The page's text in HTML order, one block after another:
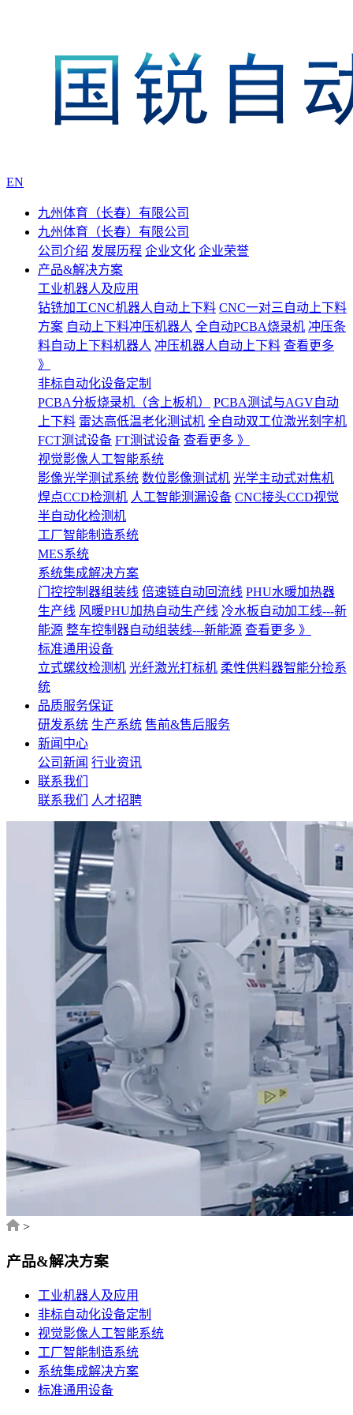
EN
九州体育（长春）有限公司
九州体育（长春）有限公司
公司介绍 发展历程 企业文化 企业荣誉
产品&解决方案
工业机器人及应用
钻铣加工CNC机器人自动上下料 CNC一对三自动上下料
方案 自动上下料冲压机器人 全自动PCBA烧录机 冲压条
料自动上下料机器人 冲压机器人自动上下料 查看更多
》
非标自动化设备定制
PCBA分板烧录机（含上板机）
PCBA测试与AGV自动
上下料 雷达高低温老化测试机 全自动双工位激光刻字机
FCT测试设备 FT测试设备 查看更多 》
视觉影像人工智能系统
影像光学测试系统 数位影像测试机 光学主动式对焦机
焊点CCD检测机 人工智能测漏设备 CNC接头CCD视觉
半自动化检测机
工厂智能制造系统
MES系统
系统集成解决方案
门控控制器组装线 倍速链自动回流线 PHU水暖加热器
生产线 风暖PHU加热自动生产线 冷水板自动加工线---新
能源 整车控制器自动组装线---新能源 查看更多 》
标准通用设备
立式螺纹检测机 光纤激光打标机 柔性供料器智能分捡系
统
品质服务保证
研发系统 生产系统 售前&售后服务
新闻中心
公司新闻 行业资讯
联系我们
联系我们
人才招聘
>
产品&解决方案
工业机器人及应用
非标自动化设备定制
视觉影像人工智能系统
工厂智能制造系统
系统集成解决方案
标准通用设备